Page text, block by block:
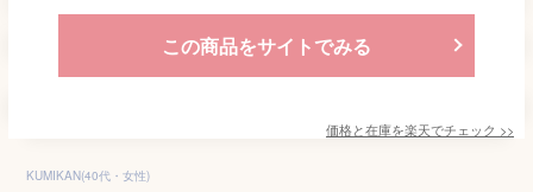
この商品をサイトでみる
価格と在庫を楽天でチェック >>
KUMIKAN(40代・女性)